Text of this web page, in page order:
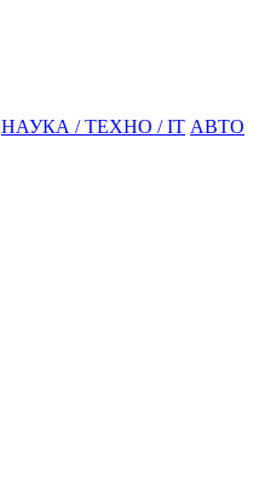
НАУКА / ТЕХНО / IT АВТО